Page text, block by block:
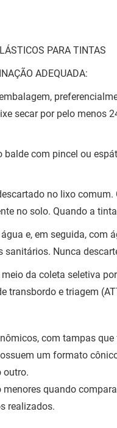
PARA TINTAS
ADEQUADA:
secar por pelo menos
com pincel ou
no lixo
no solo. Quando a
e, em seguida, com
Nunca
da coleta seletiva
transbordo e triagem
com tampas
um formato
outro.
quando
realizados.